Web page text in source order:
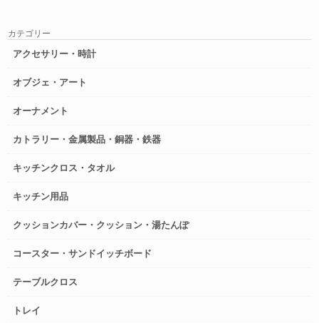
カテゴリー
アクセサリー・時計
オブジェ・アート
オーナメント
カトラリー・金属製品・銅器・鉄器
キッチンクロス・タオル
キッチン用品
クッションカバー・クッション・湯たんぽ
コースター・サンドイッチボード
テーブルクロス
トレイ